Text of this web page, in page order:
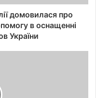
домовилася про
в оснащенні
України